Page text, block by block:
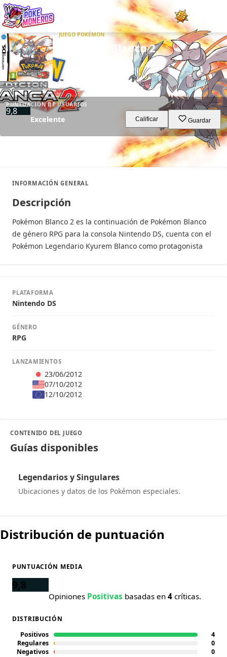
Juegos
Minijuegos
Pokédex
Team Builder
LOGIN
JUEGO POKÉMON
Pokémon Blanco 2
PUNTUACIÓN DE USUARIOS
9,8
Excelente Calificar Guardar
INFORMACIÓN GENERAL
Descripción
Pokémon Blanco 2 es la continuación de Pokémon Blanco
de género RPG para la consola Nintendo DS, cuenta con el
Pokémon Legendario Kyurem Blanco como protagonista
PLATAFORMA
Nintendo DS
GÉNERO
RPG
LANZAMIENTOS
23/06/2012
07/10/2012
12/10/2012
CONTENIDO DEL JUEGO
Guías disponibles
Legendarios y Singulares
Ubicaciones y datos de los Pokémon especiales.
Distribución de puntuación
PUNTUACIÓN MEDIA
9,8
Opiniones Positivas basadas en 4 críticas.
DISTRIBUCIÓN
Positivos
4
Regulares
0
Negativos
0